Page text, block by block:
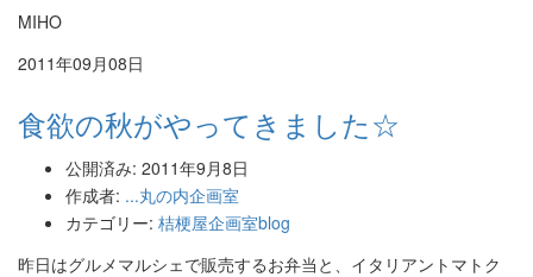
MIHO
2011年09月08日
食欲の秋がやってきました☆
公開済み: 2011年9月8日
作成者: ...丸の内企画室
カテゴリー: 桔梗屋企画室blog
昨日はグルメマルシェで販売するお弁当と、イタリアントマトク